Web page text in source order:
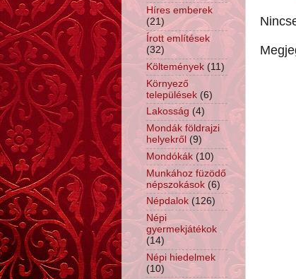
Híres emberek
(21)
Írott említések
(32)
Költemények (11)
Környező
települések (6)
Lakosság (4)
Mondák földrajzi
helyekről (9)
Mondókák (10)
Munkához füzödő
népszokások (6)
Népdalok (126)
Népi
gyermekjátékok
(14)
Népi hiedelmek
(10)